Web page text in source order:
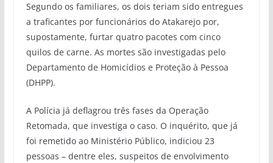
Segundo os familiares, os dois teriam sido entregues
a traficantes por funcionários do Atakarejo por,
supostamente, furtar quatro pacotes com cinco
quilos de carne. As mortes são investigadas pelo
Departamento de Homicídios e Proteção à Pessoa
(DHPP).
A Polícia já deflagrou três fases da Operação
Retomada, que investiga o caso. O inquérito, que já
foi remetido ao Ministério Público, indiciou 23
pessoas – dentre eles, suspeitos de envolvimento